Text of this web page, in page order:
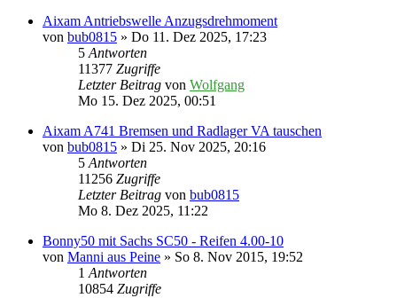
Aixam Antriebswelle Anzugsdrehmoment
von bub0815 » Do 11. Dez 2025, 17:23
5Antworten
11377 Zugriffe
Letzter Beitrag von Wolfgang
Mo 15. Dez 2025, 00:51
Aixam A741 Bremsen und Radlager VA tauschen
von bub0815 » Di 25. Nov 2025, 20:16
5Antworten
11256 Zugriffe
Letzter Beitrag von bub0815
Mo 8. Dez 2025, 11:22
Bonny50 mit Sachs SC50 - Reifen 4.00-10
von Manni aus Peine » So 8. Nov 2015, 19:52
1Antworten
10854 Zugriffe